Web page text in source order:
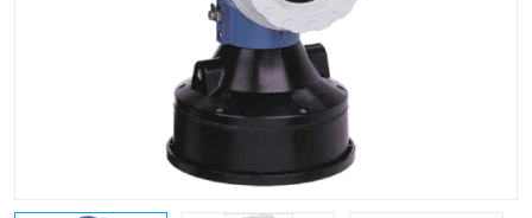
物位计
测漏仪
锅炉水位计